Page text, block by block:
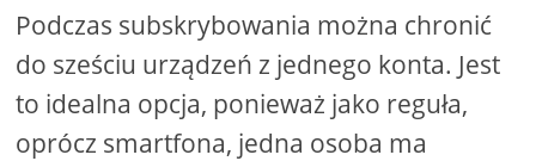
Podczas subskrybowania można chronić
do sześciu urządzeń z jednego konta. Jest
to idealna opcja, ponieważ jako reguła,
oprócz smartfona, jedna osoba ma